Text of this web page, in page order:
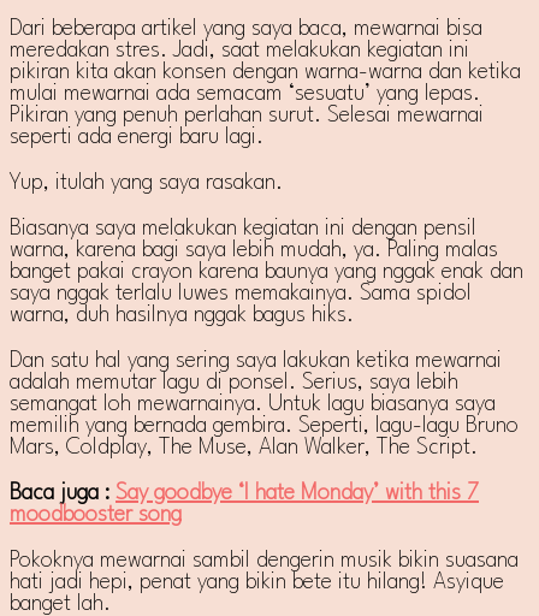
Dari beberapa artikel yang saya baca, mewarnai bisa
meredakan stres. Jadi, saat melakukan kegiatan ini
pikiran kita akan konsen dengan warna-warna dan ketika
mulai mewarnai ada semacam ‘sesuatu’ yang lepas.
Pikiran yang penuh perlahan surut. Selesai mewarnai
seperti ada energi baru lagi.
Yup, itulah yang saya rasakan.
Biasanya saya melakukan kegiatan ini dengan pensil
warna, karena bagi saya lebih mudah, ya. Paling malas
banget pakai crayon karena baunya yang nggak enak dan
saya nggak terlalu luwes memakainya. Sama spidol
warna, duh hasilnya nggak bagus hiks.
Dan satu hal yang sering saya lakukan ketika mewarnai
adalah memutar lagu di ponsel. Serius, saya lebih
semangat loh mewarnainya. Untuk lagu biasanya saya
memilih yang bernada gembira. Seperti, lagu-lagu Bruno
Mars, Coldplay, The Muse, Alan Walker, The Script.
Baca juga : Say goodbye ‘I hate Monday’ with this 7
moodbooster song
Pokoknya mewarnai sambil dengerin musik bikin suasana
hati jadi hepi, penat yang bikin bete itu hilang! Asyique
banget lah.